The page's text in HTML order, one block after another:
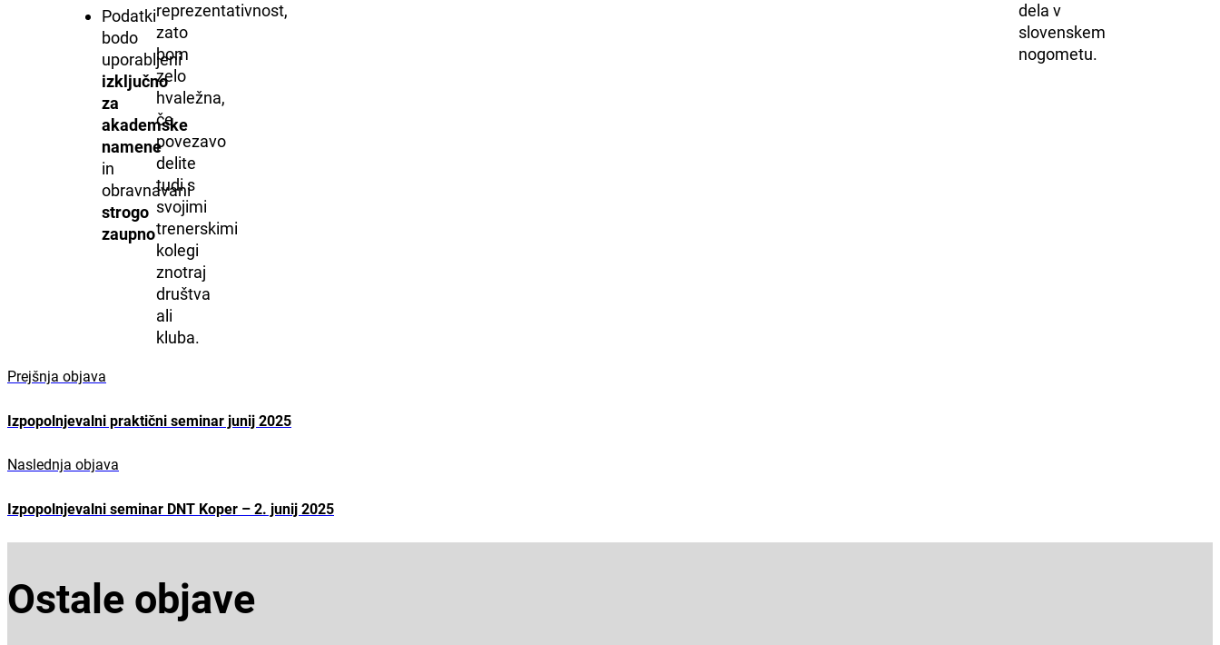
Podatki
bodo
uporabljeni
izključno
za
akademske
namene
in
obravnavani
strogo
zaupno
reprezentativnost,
zato
bom
zelo
hvaležna,
če
povezavo
delite
tudi s
svojimi
trenerskimi
kolegi
znotraj
društva
ali
kluba.
dela v
slovenskem
nogometu.
Prejšnja objava
Izpopolnjevalni praktični seminar junij 2025
Naslednja objava
Izpopolnjevalni seminar DNT Koper – 2. junij 2025
Ostale objave